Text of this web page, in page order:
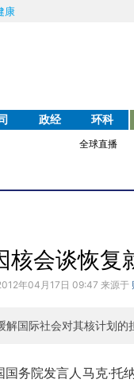
康
政经 环科
全球直播
核会谈恢复
年04月17日 09:47 来源于
解国际社会对其核计划的
院发言人马克·托